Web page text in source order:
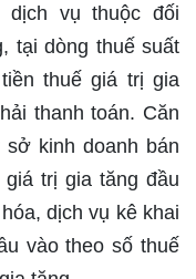
dịch vụ thuộc đối
tại dòng thuế suất
thuế giá trị gia
thanh toán. Căn
kinh doanh bán
trị gia tăng đầu
dịch vụ kê khai
vào theo số thuế